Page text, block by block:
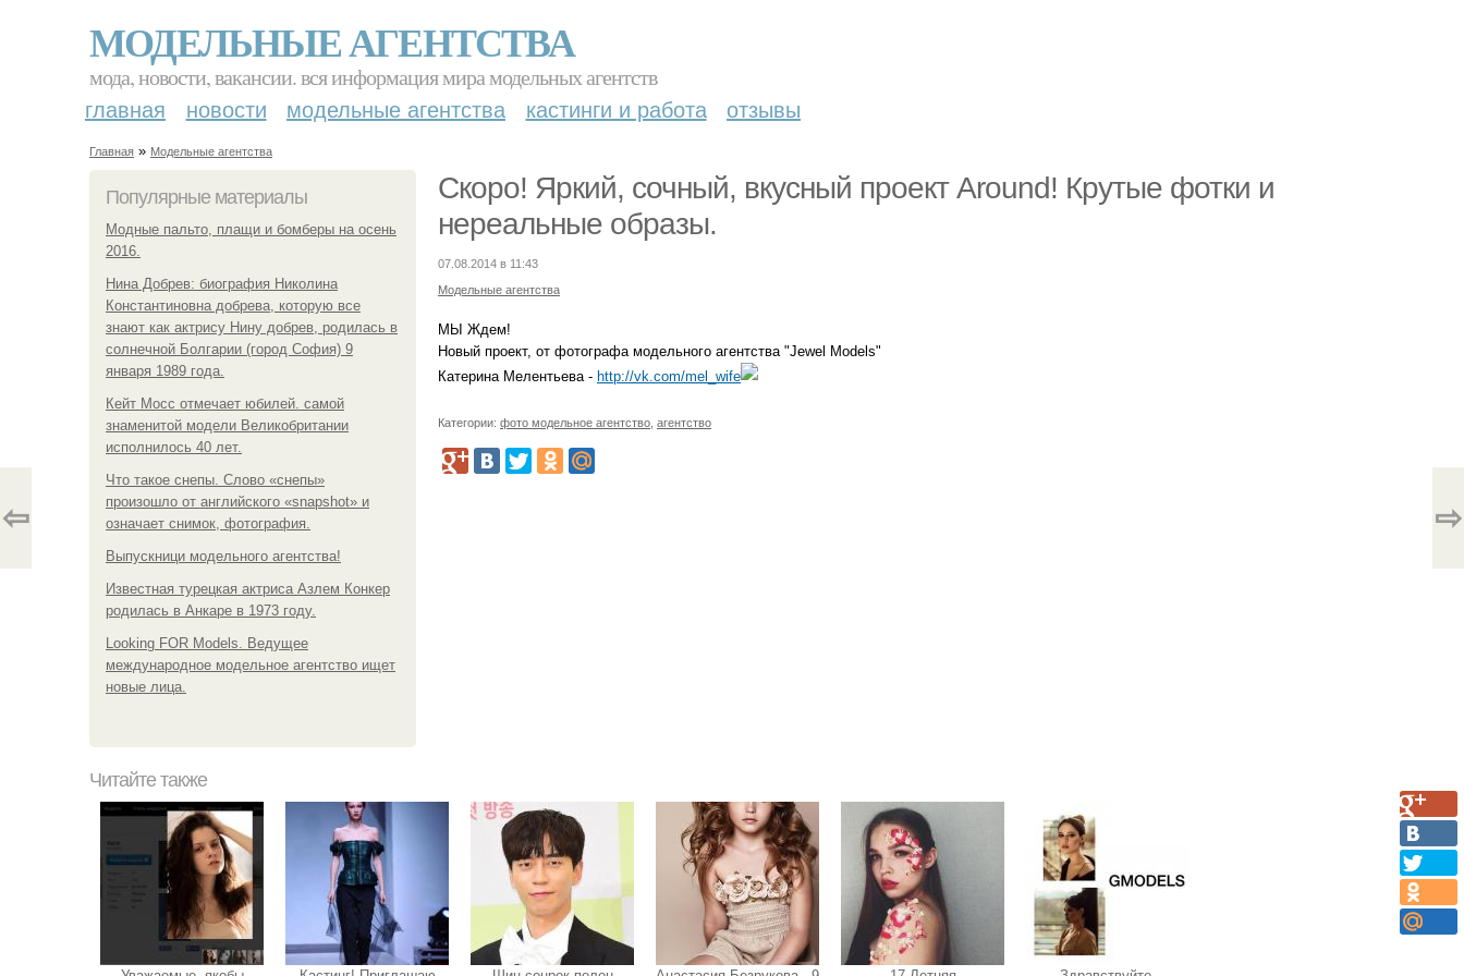
МОДЕЛЬНЫЕ АГЕНТСТВА
мода, новости, вакансии. вся информация мира модельных агентств
главная новости модельные агентства кастинги и работа отзывы
Главная » Модельные агентства
Популярные материалы
Модные пальто, плащи и бомберы на осень
2016.
Нина Добрев: биография Николина
Константиновна добрева, которую все
знают как актрису Нину добрев, родилась в
солнечной Болгарии (город София) 9
января 1989 года.
Кейт Мосс отмечает юбилей. самой
знаменитой модели Великобритании
исполнилось 40 лет.
Что такое снепы. Слово «снепы»
произошло от английского «snapshot» и
означает снимок, фотография.
Выпускници модельного агентства!
Известная турецкая актриса Азлем Конкер
родилась в Анкаре в 1973 году.
Looking FOR Models. Ведущее
международное модельное агентство ищет
новые лица.
Скоро! Яркий, сочный, вкусный проект Around! Крутые фотки и
нереальные образы.
07.08.2014 в 11:43
Модельные агентства
МЫ Ждем!
Новый проект, от фотографа модельного агентства "Jewel Models"
Катерина Мелентьева - http://vk.com/mel_wife
Категории: фото модельное агентство агентство
⇦ ⇨
Читайте также